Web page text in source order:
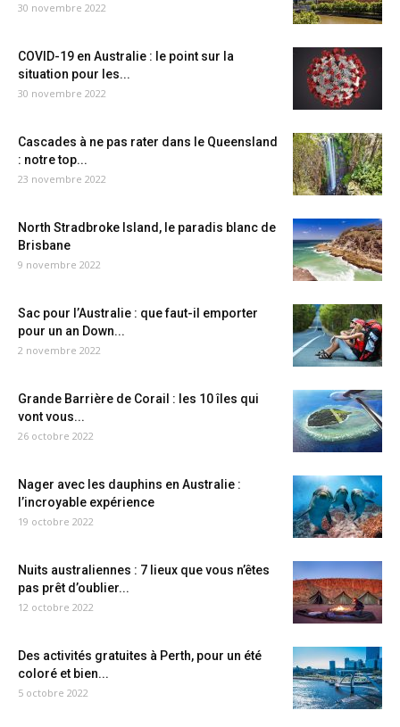
30 novembre 2022
COVID-19 en Australie : le point sur la
situation pour les...
30 novembre 2022
Cascades à ne pas rater dans le Queensland
: notre top...
23 novembre 2022
North Stradbroke Island, le paradis blanc de
Brisbane
9 novembre 2022
Sac pour l’Australie : que faut-il emporter
pour un an Down...
2 novembre 2022
Grande Barrière de Corail : les 10 îles qui
vont vous...
26 octobre 2022
Nager avec les dauphins en Australie :
l’incroyable expérience
19 octobre 2022
Nuits australiennes : 7 lieux que vous n’êtes
pas prêt d’oublier...
12 octobre 2022
Des activités gratuites à Perth, pour un été
coloré et bien...
5 octobre 2022